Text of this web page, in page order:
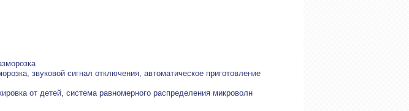
звуковой сигнал отключения, автоматическое приготовление
от детей, система равномерного распределения микроволн